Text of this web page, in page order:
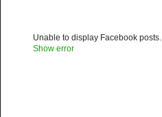
Unable to display Facebook posts.
Show error